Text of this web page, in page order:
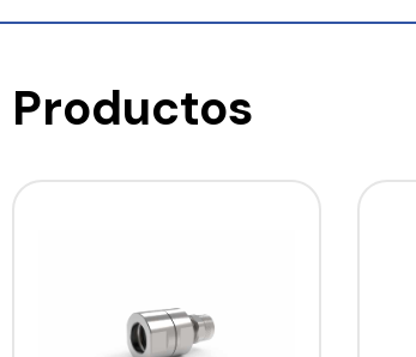
Productos